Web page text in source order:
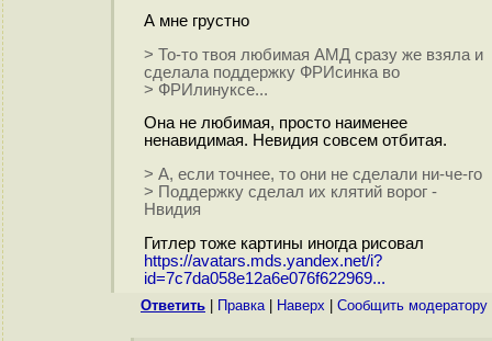
А мне грустно
> То-то твоя любимая АМД сразу же взяла и
сделала поддержку ФРИсинка во
> ФРИлинуксе...
Она не любимая, просто наименее
ненавидимая. Невидия совсем отбитая.
> А, если точнее, то они не сделали ни-че-го
> Поддержку сделал их клятий ворог -
Нвидия
Гитлер тоже картины иногда рисовал
https://avatars.mds.yandex.net/i?
id=7c7da058e12a6e076f622969...
Ответить Правка| Наверх Cообщить модератору